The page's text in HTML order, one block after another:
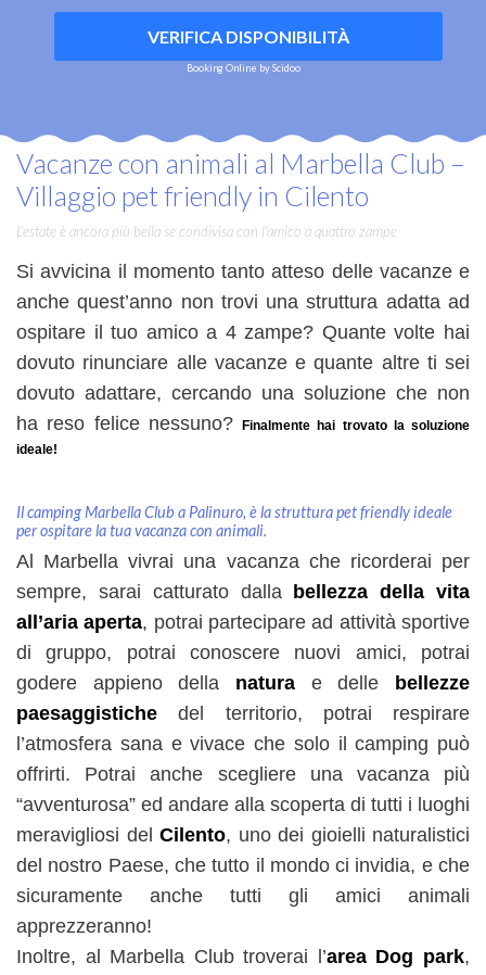
VERIFICA DISPONIBILITÀ
Booking Online by Scidoo
Vacanze con animali al Marbella Club –
Villaggio pet friendly in Cilento
L'estate è ancora più bella se condivisa con l'amico a quattro zampe
Si avvicina il momento tanto atteso delle vacanze e
anche quest’anno non trovi una struttura adatta ad
ospitare il tuo amico a 4 zampe? Quante volte hai
dovuto rinunciare alle vacanze e quante altre ti sei
dovuto adattare, cercando una soluzione che non
ha reso felice nessuno?
Finalmente hai trovato la soluzione
ideale!
Il camping Marbella Club a Palinuro, è la struttura pet friendly ideale
per ospitare la tua vacanza con animali.
Al Marbella vivrai una vacanza che ricorderai per
sempre, sarai catturato dalla
bellezza della vita
all’aria aperta, potrai partecipare ad attività sportive
di gruppo, potrai conoscere nuovi amici, potrai
godere appieno della natura e delle
bellezze
paesaggistiche del territorio, potrai respirare
l’atmosfera sana e vivace che solo il camping può
offrirti. Potrai anche scegliere una vacanza più
“avventurosa” ed andare alla scoperta di tutti i luoghi
meravigliosi del Cilento, uno dei gioielli naturalistici
del nostro Paese, che tutto il mondo ci invidia, e che
sicuramente anche tutti gli amici animali
apprezzeranno!
Inoltre, al Marbella Club troverai l’area Dog park,